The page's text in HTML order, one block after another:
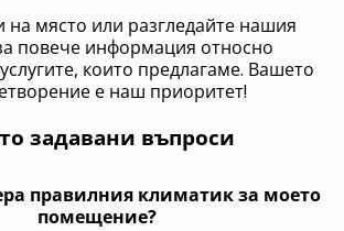
на място или разгледайте нашия
повече информация относно
които предлагаме. Вашето
е наш приоритет!
задавани въпроси
правилния климатик за моето
помещение?